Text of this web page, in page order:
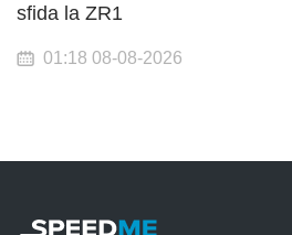
sfida la ZR1
01:18 08-08-2026